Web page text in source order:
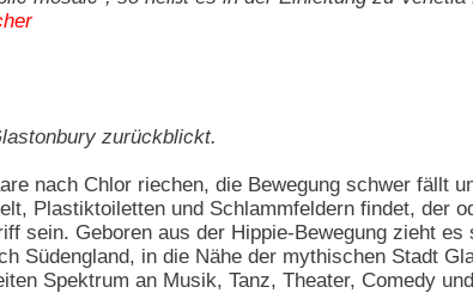
zurückblickt.
nach Chlor riechen, die Bewegung schwer fällt
Plastiktoiletten und Schlammfeldern findet, der
sein. Geboren aus der Hippie-Bewegung zieht
Südengland, in die Nähe der mythischen Stadt
Spektrum an Musik, Tanz, Theater, Comedy